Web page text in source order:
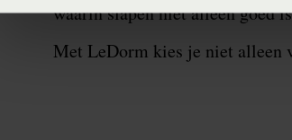
waarin slapen niet alleen goed
Met LeDorm kies je niet alleen